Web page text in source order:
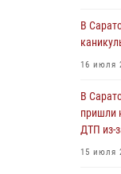
16 июля
В
ДТП из-
15 июля
В
В
16 июля
В
пришли
ДТП из-
15 июля